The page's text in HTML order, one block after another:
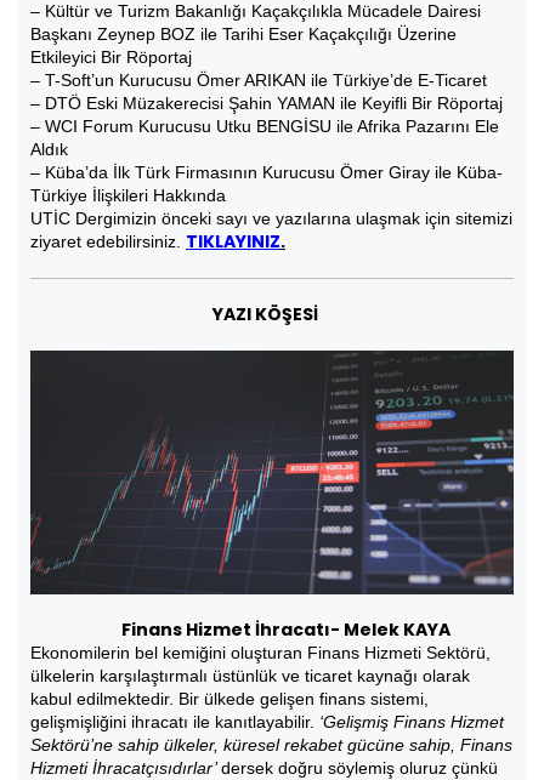
– Kültür ve Turizm Bakanlığı Kaçakçılıkla Mücadele Dairesi
Başkanı Zeynep BOZ ile Tarihi Eser Kaçakçılığı Üzerine
Etkileyici Bir Röportaj
– T-Soft’un Kurucusu Ömer ARIKAN ile Türkiye’de E-Ticaret
– DTÖ Eski Müzakerecisi Şahin YAMAN ile Keyifli Bir Röportaj
– WCI Forum Kurucusu Utku BENGİSU ile Afrika Pazarını Ele
Aldık
– Küba’da İlk Türk Firmasının Kurucusu Ömer Giray ile Küba-
Türkiye İlişkileri Hakkında
UTİC Dergimizin önceki sayı ve yazılarına ulaşmak için sitemizi
ziyaret edebilirsiniz. TIKLAYINIZ.
YAZI KÖŞESİ
Finans Hizmet İhracatı- Melek KAYA
Ekonomilerin bel kemiğini oluşturan Finans Hizmeti Sektörü,
ülkelerin karşılaştırmalı üstünlük ve ticaret kaynağı olarak
kabul edilmektedir. Bir ülkede gelişen finans sistemi,
gelişmişliğini ihracatı ile kanıtlayabilir. ‘Gelişmiş Finans Hizmet
Sektörü’ne sahip ülkeler, küresel rekabet gücüne sahip, Finans
Hizmeti İhracatçısıdırlar’dersek doğru söylemiş oluruz çünkü